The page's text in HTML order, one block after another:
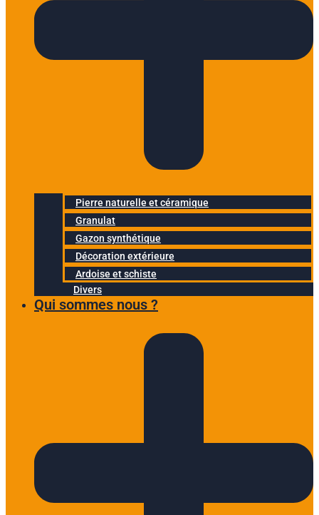
Pierre naturelle et céramique
Granulat
Gazon synthétique
Décoration extérieure
Ardoise et schiste
Divers
Qui sommes nous ?